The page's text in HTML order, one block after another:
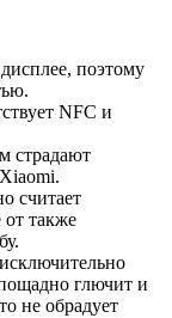
поэтому
NFC и
страдают
считает
также
глючит и
не обрадует